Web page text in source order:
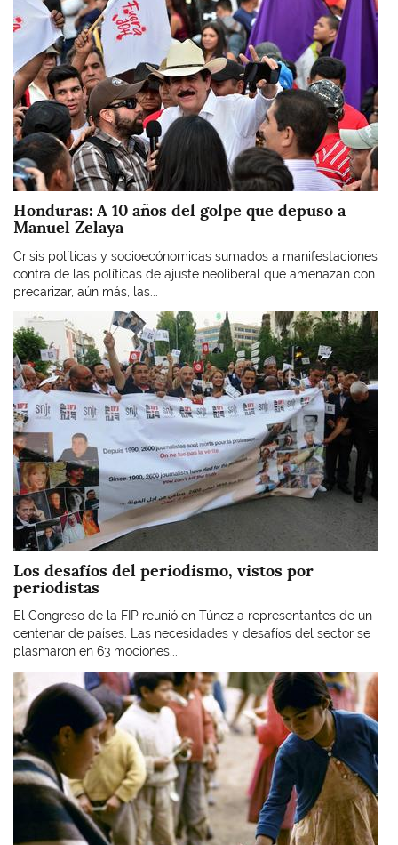
Honduras: A 10 años del golpe que depuso a
Manuel Zelaya
Crisis políticas y socioecónomicas sumados a manifestaciones
contra de las políticas de ajuste neoliberal que amenazan con
precarizar, aún más, las...
Imagen
Los desafíos del periodismo, vistos por
periodistas
El Congreso de la FIP reunió en Túnez a representantes de un
centenar de países. Las necesidades y desafíos del sector se
plasmaron en 63 mociones...
Imagen